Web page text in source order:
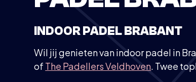
INDOOR PADEL BRABANT
Wil jij genieten van indoor padel in
of The Padellers Veldhoven. Twee